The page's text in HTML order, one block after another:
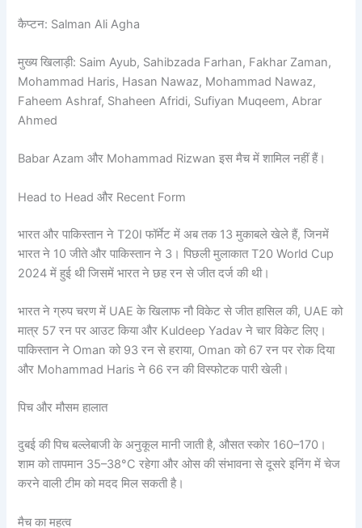
कैप्टन: Salman Ali Agha
मुख्य खिलाड़ी: Saim Ayub, Sahibzada Farhan, Fakhar Zaman,
Mohammad Haris, Hasan Nawaz, Mohammad Nawaz,
Faheem Ashraf, Shaheen Afridi, Sufiyan Muqeem, Abrar
Ahmed
Babar Azam और Mohammad Rizwan इस मैच में शामिल नहीं हैं।
Head to Head और Recent Form
भारत और पाकिस्तान ने T20I फॉर्मेट में अब तक 13 मुकाबले खेले हैं, जिनमें
भारत ने 10 जीते और पाकिस्तान ने 3। पिछली मुलाकात T20 World Cup
2024 में हुई थी जिसमें भारत ने छह रन से जीत दर्ज की थी।
भारत ने ग्रुप चरण में UAE के खिलाफ नौ विकेट से जीत हासिल की, UAE को
मात्र 57 रन पर आउट किया और Kuldeep Yadav ने चार विकेट लिए।
पाकिस्तान ने Oman को 93 रन से हराया, Oman को 67 रन पर रोक दिया
और Mohammad Haris ने 66 रन की विस्फोटक पारी खेली।
पिच और मौसम हालात
दुबई की पिच बल्लेबाजी के अनुकूल मानी जाती है, औसत स्कोर 160–170।
शाम को तापमान 35–38°C रहेगा और ओस की संभावना से दूसरे इनिंग में चेज
करने वाली टीम को मदद मिल सकती है।
मैच का महत्व